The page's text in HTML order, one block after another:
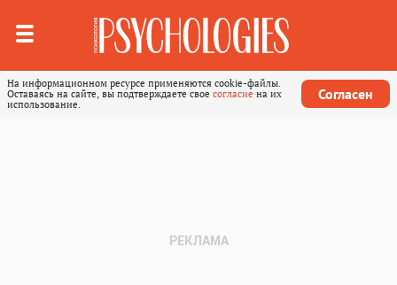
На информационном ресурсе применяются cookie-файлы.
Оставаясь на сайте, вы подтверждаете свое согласие на их
использование.
Согласен